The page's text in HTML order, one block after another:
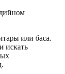
или баса.
искать